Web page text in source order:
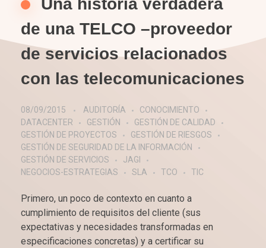
Una historia verdadera
de una TELCO –proveedor
de servicios relacionados
con las telecomunicaciones
08/09/2015 AUDITORÍA
CONOCIMIENTO
DATACENTER
GESTIÓN
GESTIÓN DE CALIDAD
GESTIÓN DE PROYECTOS
GESTIÓN DE RIESGOS
GESTIÓN DE SEGURIDAD DE LA INFORMACIÓN
GESTIÓN DE SERVICIOS
JAGI
NEGOCIOS-ESTRATEGIAS
SLA TCO TIC
Primero, un poco de contexto en cuanto a
cumplimiento de requisitos del cliente (sus
expectativas y necesidades transformadas en
especificaciones concretas) y a certificar su